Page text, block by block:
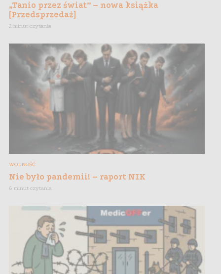
„Tanio przez świat” – nowa książka
[Przedsprzedaż]
2 minut czytania
WOLNOŚĆ
Nie było pandemii! – raport NIK
6 minut czytania